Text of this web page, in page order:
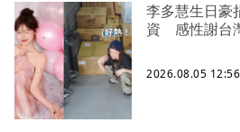
李多慧生日豪
資 感性謝台
2026.08.05 12:56